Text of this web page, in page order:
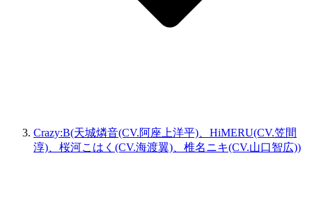
Crazy:B(天城燐音(CV.阿座上洋平)、HiMERU(CV.笠間
淳)、桜河こはく(CV.海渡翼)、椎名ニキ(CV.山口智広))